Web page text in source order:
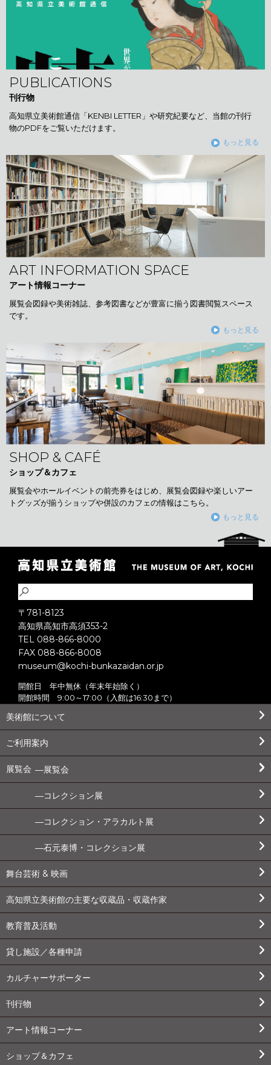
PUBLICATIONS
刊行物
高知県立美術館通信「KENBI LETTER」や研究紀要など、当館の刊行
物のPDFをご覧いただけます。
もっと見る
ART INFORMATION SPACE
アート情報コーナー
展覧会図録や美術雑誌、参考図書などが豊富に揃う図書閲覧スペース
です。
もっと見る
SHOP & CAFÉ
ショップ＆カフェ
展覧会やホールイベントの前売券をはじめ、展覧会図録や楽しいアー
トグッズが揃うショップや併設のカフェの情報はこちら。
もっと見る
〒781-8123
高知県高知市高須353-2
TEL 088-866-8000
FAX 088-866-8008
museum@kochi-bunkazaidan.or.jp
開館日 年中無休（年末年始除く）
開館時間 9:00～17:00（入館は16:30まで）
美術館について
ご利用案内
展覧会 展覧会
コレクション展
コレクション・アラカルト展
石元泰博・コレクション展
舞台芸術 & 映画
高知県立美術館の主要な収蔵品・収蔵作家
教育普及活動
貸し施設／各種申請
カルチャーサポーター
刊行物
アート情報コーナー
ショップ＆カフェ